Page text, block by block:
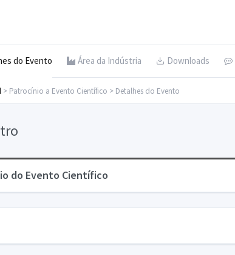
do Evento Área da Indústria Downloads
> Patrocínio a Evento Científico > Detalhes do Evento
do Evento Científico